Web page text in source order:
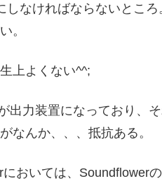
しなければならないとこ
。
上よくない^^;
出力装置になっており、
なんか、、、抵抗ある。
においては、Soundflower